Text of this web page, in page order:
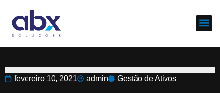
fevereiro 10, 2021 admin Gestão de Ativos